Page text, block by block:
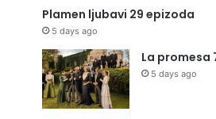
Plamen ljubavi 29 epizoda
5 days ago
La promesa
5 days ago